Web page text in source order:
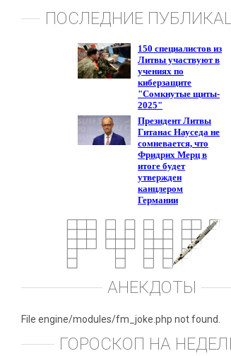
ПОСЛЕДНИЕ
АНЕКДОТЫ
File engine/modules/fm_joke.php not found.
ГОРОСКОП НА